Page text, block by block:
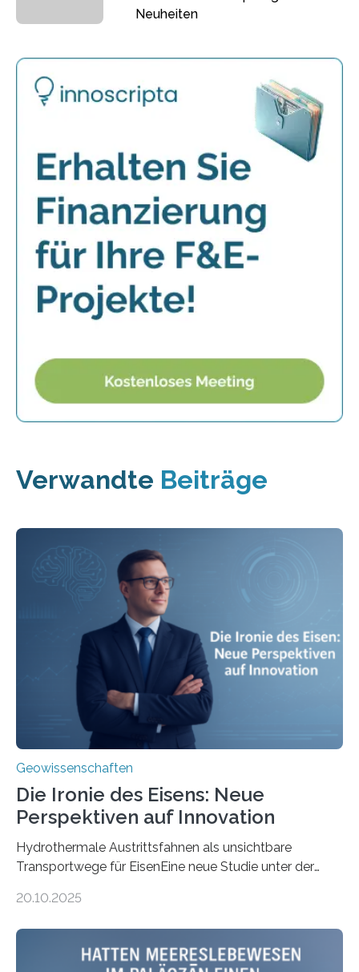
Neuheiten
Verwandte Beiträge
Geowissenschaften
Die Ironie des Eisens: Neue
Perspektiven auf Innovation
Hydrothermale Austrittsfahnen als unsichtbare
Transportwege für EisenEine neue Studie unter der
Umweltwissenschaften der Universität Bremen –
Meeresboden die Eisenverfügbarkeit und den globalen
Stoffkreislauf im Ozean prägen. Die Überblicksstudie
20.10.2025